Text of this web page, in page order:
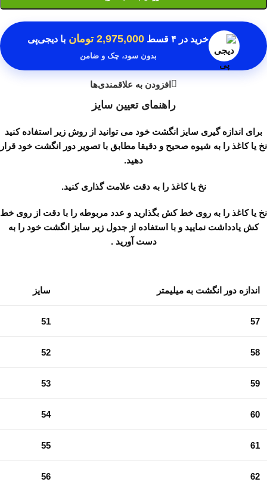
خرید در ۴ قسط 2,975,000 تومان با دیجی‌پی
بدون سود، چک و ضامن
افزودن به علاقمندی‌ها
راهنمای تعیین سایز
برای اندازه گیری سایز انگشت خود می توانید از روش زیر استفاده کنید
نخ یا کاغذ را به شیوه صحیح و دقیقا مطابق با تصویر دور انگشت خود قرار
دهید.
نخ یا کاغذ را به دقت علامت گذاری کنید.
نخ یا کاغذ را به روی خط کش بگذارید و عدد مربوطه را با دقت از روی خط
کش یادداشت نمایید و با استفاده از جدول زیر سایز انگشت خود را به
دست آورید .
اندازه دور انگشت به میلیمتر سایز
57
51
58
52
59
53
60
54
61
55
62
56